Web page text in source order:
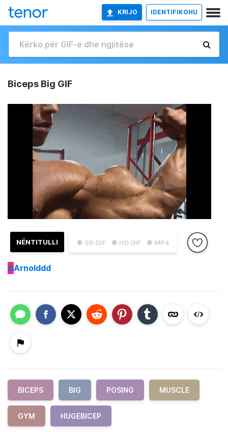
KRIJO IDENTIFIKOHU
Biceps Big GIF
● SD GIF ● HD GIF ● MP4
NËNTITULLI
AArnolddd
BICEPS BIG POSING MUSCLE
GYM HUGEBICEP